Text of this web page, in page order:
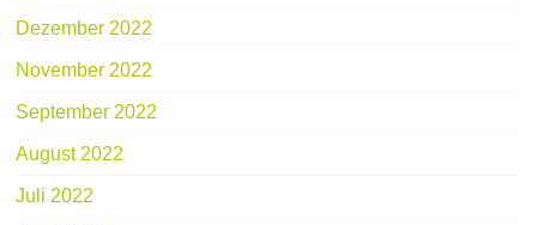
Dezember 2022
November 2022
September 2022
August 2022
Juli 2022